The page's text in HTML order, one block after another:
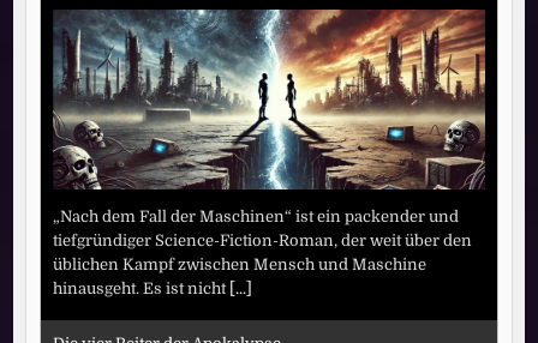
„Nach dem Fall der Maschinen“ ist ein packender und
tiefgründiger Science-Fiction-Roman, der weit über den
üblichen Kampf zwischen Mensch und Maschine
hinausgeht. Es ist nicht [...]